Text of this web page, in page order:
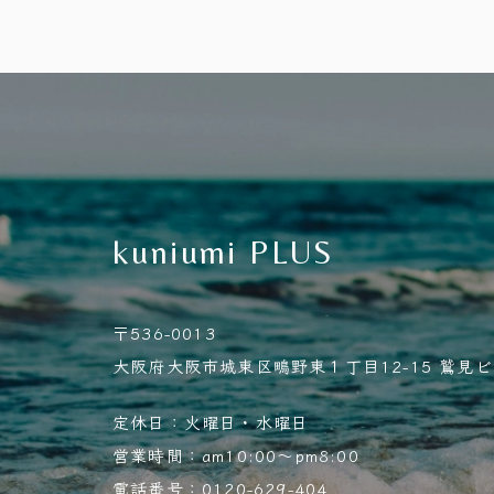
kuniumi PLUS
〒536-0013
大阪府大阪市城東区鴫野東１丁目12-15 鷲見
定休日：火曜日・水曜日
営業時間：am10:00～pm8:00
電話番号：0120-629-404